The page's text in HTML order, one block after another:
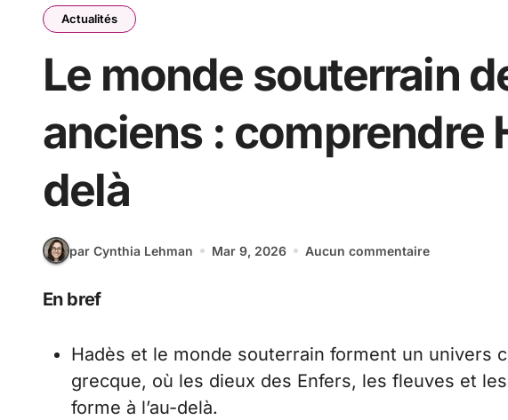
Actualités
Le monde souterrain
anciens : comprendre
delà
par Cynthia Lehman Mar 9, 2026 Aucun commentaire
En bref
Hadès et le monde souterrain forment un univers
grecque, où les dieux des Enfers, les fleuves et
forme à l’au-delà.